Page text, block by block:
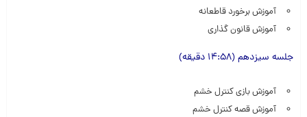
آموزش برخورد قاطعانه
آموزش قانون گذاری
جلسه سیزدهم (14:58 دقیقه)
آموزش بازی کنترل خشم
آموزش قصه کنترل خشم